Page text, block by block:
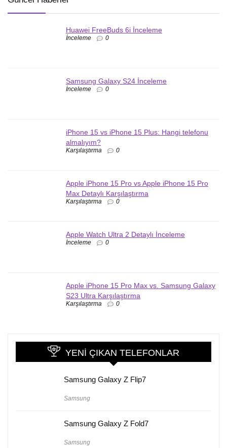
Huawei FreeBuds 6i İnceleme
İnceleme 0
Samsung Galaxy S24 İnceleme
İnceleme 0
iPhone 15 vs iPhone 15 Plus: Hangi telefonu
almalıyım?
Karşılaştırma 0
Apple iPhone 15 Pro vs Apple iPhone 15 Pro
Max Detaylı Karşılaştırma
Karşılaştırma 0
Apple Watch Ultra 2 Detaylı İnceleme
İnceleme 0
Apple iPhone 15 Pro Max vs. Samsung Galaxy
S23 Ultra Karşılaştırma
Karşılaştırma 0
YENI ÇIKAN TELEFONLAR
Samsung Galaxy Z Flip7
Samsung
Samsung Galaxy Z Fold7
Samsung